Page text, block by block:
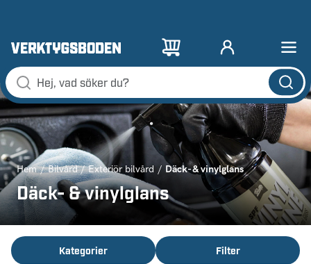
Hem Bilvård Exteriör bilvård Däck- & vinylglans
Däck- & vinylglans
Kategorier Filter